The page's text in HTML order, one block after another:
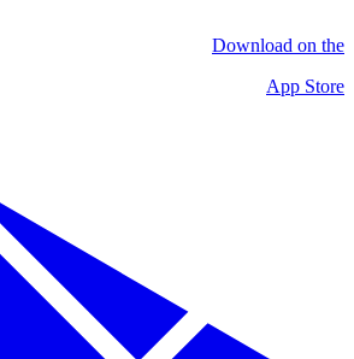
Download on the
App Store